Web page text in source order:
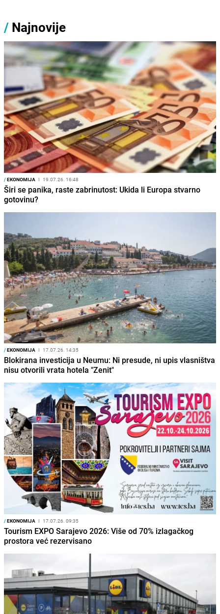
/ Najnovije
/EKONOMIJA I 19.07.26. 16:48
Širi se panika, raste zabrinutost: Ukida li Europa stvarno
gotovinu?
/EKONOMIJA I 17.07.26. 14:35
Blokirana investicija u Neumu: Ni presude, ni upis vlasništva
nisu otvorili vrata hotela "Zenit"
/EKONOMIJA I 17.07.26. 09:35
Tourism EXPO Sarajevo 2026: Više od 70% izlagačkog
prostora već rezervisano